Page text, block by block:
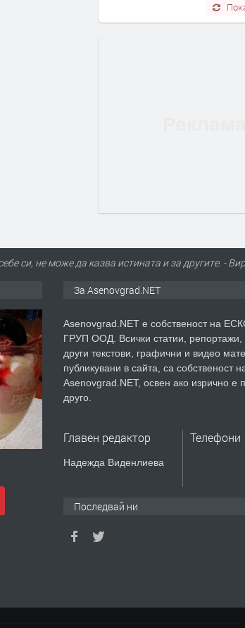
си, не може да казва истината и за другите. -
За Asenovgrad.NET
Asenovgrad.NET е собственост на
ГРУП ООД. Всички статии, репортажи,
други текстови, графични и видео
публикувани в сайта, са собственост
Asenovgrad.NET, освен ако изрично е
друго.
Главен редактор
Надежда Виденлиева
Телефони
Последвай ни